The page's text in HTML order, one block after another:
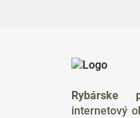
Rybárske
internetový